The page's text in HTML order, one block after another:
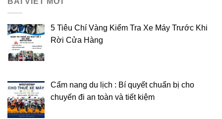
5 Tiêu Chí Vàng Kiểm Tra Xe Máy Trước Khi
Rời Cửa Hàng
Cẩm nang du lịch : Bí quyết chuẩn bị cho
chuyến đi an toàn và tiết kiệm